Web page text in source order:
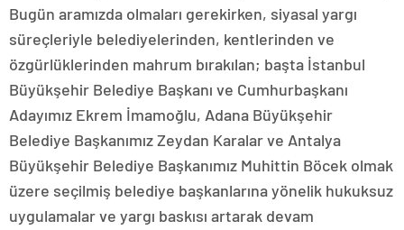
Bugün aramızda olmaları gerekirken, siyasal yargı
süreçleriyle belediyelerinden, kentlerinden ve
özgürlüklerinden mahrum bırakılan; başta İstanbul
Büyükşehir Belediye Başkanı ve Cumhurbaşkanı
Adayımız Ekrem İmamoğlu, Adana Büyükşehir
Belediye Başkanımız Zeydan Karalar ve Antalya
Büyükşehir Belediye Başkanımız Muhittin Böcek olmak
üzere seçilmiş belediye başkanlarına yönelik hukuksuz
uygulamalar ve yargı baskısı artarak devam